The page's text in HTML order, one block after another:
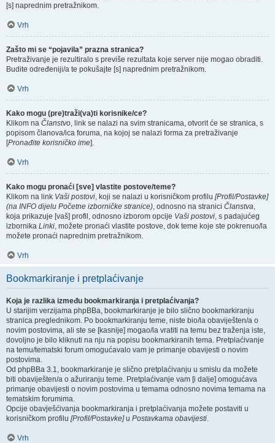
[s] naprednim pretražnikom.
Vrh
Zašto mi se “pojavila” prazna stranica?
Pretraživanje je rezultiralo s previše rezultata koje server nije mogao obraditi.
Budite određeniji/a te pokušajte [s] naprednim pretražnikom.
Vrh
Kako mogu (pre)traži(va)ti korisnike/ce?
Klikom na Članstvo, link se nalazi na svim stranicama, otvorit će se stranica, s
popisom članova/ica foruma, na kojoj se nalazi forma za pretraživanje
[Pronađite korisničko ime].
Vrh
Kako mogu pronaći [sve] vlastite postove/teme?
Klikom na link Vaši postovi, koji se nalazi u korisničkom profilu [Profil/Postavke]
(na INFO dijelu Početne izborničke stranice), odnosno na stranici Članstva,
koja prikazuje [vaš] profil, odnosno izborom opcije Vaši postovi, s padajućeg
izbornika Linki, možete pronaći vlastite postove, dok teme koje ste pokrenuo/la
možete pronaći naprednim pretražnikom.
Vrh
Bookmarkiranje i pretplaćivanje
Koja je razlika između bookmarkiranja i pretplaćivanja?
U starijim verzijama phpBBa, bookmarkiranje je bilo slično bookmarkiranju
stranica preglednikom. Po bookmarkiranju teme, niste bio/la obaviješten/a o
novim postovima, ali ste se [kasnije] mogao/la vratiti na temu bez traženja iste,
dovoljno je bilo kliknuti na nju na popisu bookmarkiranih tema. Pretplaćivanje
na temu/tematski forum omogućavalo vam je primanje obavijesti o novim
postovima.
Od phpBBa 3.1, bookmarkiranje je slično pretplaćivanju u smislu da možete
biti obaviješten/a o ažuriranju teme. Pretplaćivanje vam [i dalje] omogućava
primanje obavijesti o novim postovima u temama odnosno novima temama na
tematskim forumima.
Opcije obavješćivanja bookmarkiranja i pretplaćivanja možete postaviti u
korisničkom profilu [Profil/Postavke]u Postavkama obavijesti.
Vrh